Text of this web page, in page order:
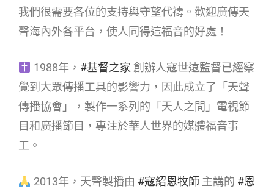
我們很需要各位的支持與守望代禱。歡迎廣傳天
聲海內外各平台，使人同得這福音的好處！
1988年， #基督之家 創辦人寇世遠監督已經察
覺到大眾傳播工具的影響力，因此成立了「天聲
傳播協會」，製作一系列的「天人之間」電視節
目和廣播節目，專注於華人世界的媒體福音事
工。
2013年，天聲製播由 #寇紹恩牧師 主講的 #恩